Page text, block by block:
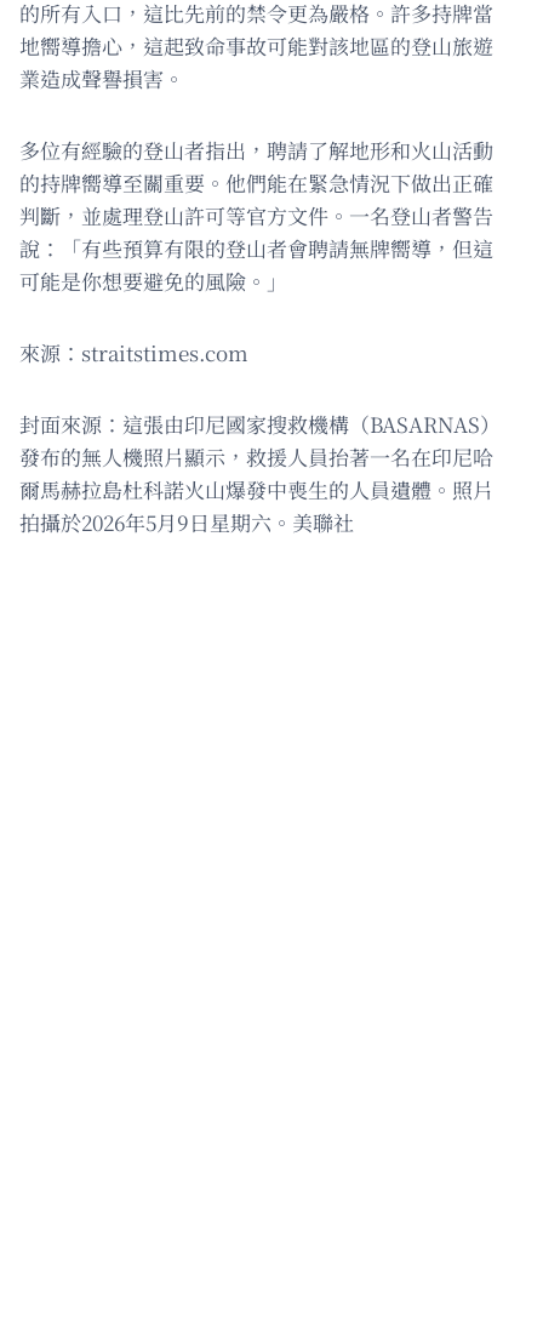
的所有入口，這比先前的禁令更為嚴格。許多持牌當
地嚮導擔心，這起致命事故可能對該地區的登山旅遊
業造成聲譽損害。
多位有經驗的登山者指出，聘請了解地形和火山活動
的持牌嚮導至關重要。他們能在緊急情況下做出正確
判斷，並處理登山許可等官方文件。一名登山者警告
說：「有些預算有限的登山者會聘請無牌嚮導，但這
可能是你想要避免的風險。」
來源：straitstimes.com
封面來源：這張由印尼國家搜救機構（BASARNAS）
發布的無人機照片顯示，救援人員抬著一名在印尼哈
爾馬赫拉島杜科諾火山爆發中喪生的人員遺體。照片
拍攝於2026年5月9日星期六。美聯社